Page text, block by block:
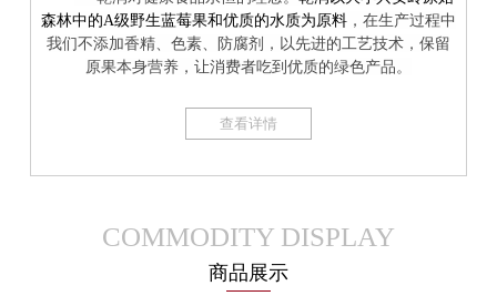
森林中的A级野生蓝莓果和优质的水质为原料，在生产过程中
我们不添加香精、色素、防腐剂，以先进的工艺技术，保留
原果本身营养，让消费者吃到优质的绿色产品。
查看详情
COMMODITY DISPLAY
商品展示